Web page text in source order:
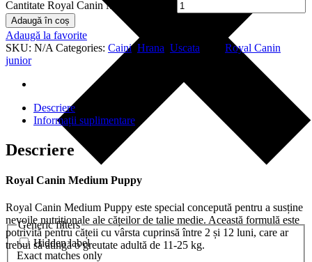
Generic filters
Hidden label
Exact matches only
Cantitate Royal Canin Medium Puppy
Adaugă în coș
Adaugă la favorite
SKU: N/A Categories: Caini, Hrana Uscata
Royal Canin
junior
Descriere
Informații suplimentare
Descriere
Royal Canin Medium Puppy
Royal Canin Medium Puppy este special concepută pentru a susține
nevoile nutriționale ale cățeilor de talie medie. Această formulă este
potrivită pentru cățeii cu vârsta cuprinsă între 2 și 12 luni, care ar
trebui să atingă o greutate adultă de 11-25 kg.